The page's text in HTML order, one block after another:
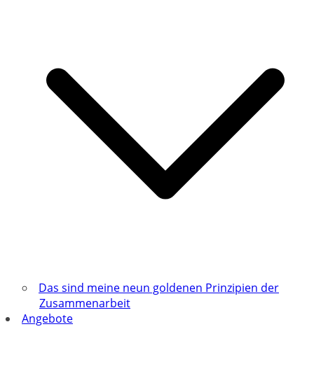
Das sind meine neun goldenen Prinzipien der
Zusammenarbeit
Angebote